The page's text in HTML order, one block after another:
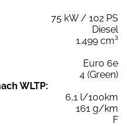
75 kW / 102 PS
Diesel
1.499 cm³
Euro 6e
4 (Green)
WLTP:
6,1 l/100km
161 g/km
F